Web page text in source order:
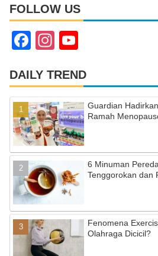
FOLLOW US
F
c
e
b
o
o
k
In
a
gr
a
m
u
T
u
b
e
C
h
a
n
DAILY TREND
Guardian
Ramah
6 Minuman
Tenggorokan dan
Fenomena
Olahraga Dicicil?